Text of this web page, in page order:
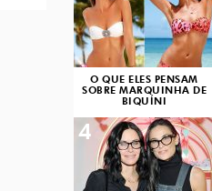
O QUE ELES PENSAM
SOBRE MARQUINHA DE
BIQUÍNI
4